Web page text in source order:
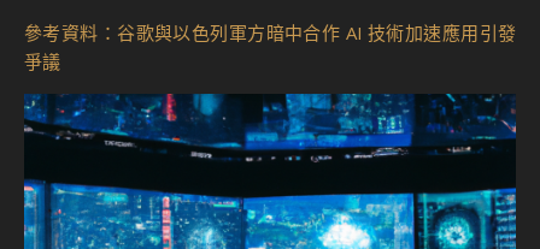
參考資料：谷歌與以色列軍方暗中合作 AI 技術加速應用引發
爭議